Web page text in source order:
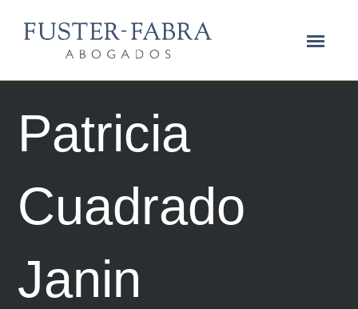
Patricia
Cuadrado
Janin